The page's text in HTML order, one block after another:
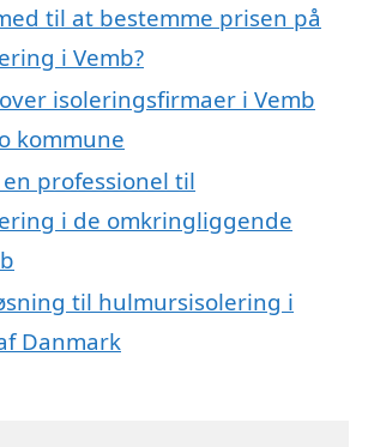
til at bestemme prisen på
i Vemb?
isoleringsfirmaer i Vemb
kommune
professionel til
i de omkringliggende
til hulmursisolering i
Danmark